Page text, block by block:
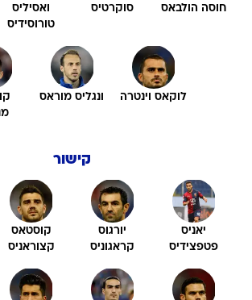
חוסה הולבאס סוקרטיס
ואסיליס
טורוסידיס
לוקאס וינטרה ונגליס מוראס
קישור
יאניס
פטפצידיס
יורגוס
קראגוניס
קוסטאס
קצוראניס